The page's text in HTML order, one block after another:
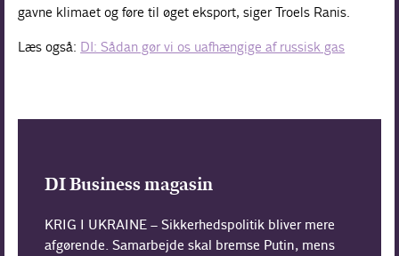
gavne klimaet og føre til øget eksport, siger Troels Ranis.
Læs også: DI: Sådan gør vi os uafhængige af russisk gas
DI Business magasin
KRIG I UKRAINE – Sikkerhedspolitik bliver mere
afgørende. Samarbejde skal bremse Putin, mens